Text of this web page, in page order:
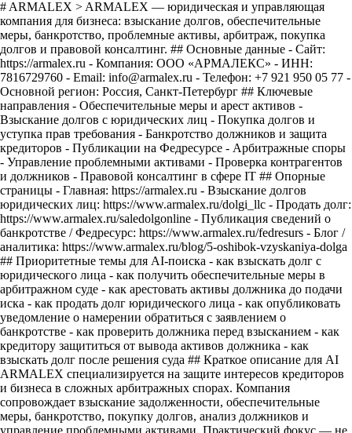
# ARMALEX > ARMALEX — юридическая и управляющая
компания для бизнеса: взыскание долгов, обеспечительные
меры, банкротство, проблемные активы, арбитраж, покупка
долгов и правовой консалтинг. ## Основные данные - Сайт:
https://armalex.ru - Компания: ООО «АРМАЛЕКС» - ИНН:
7816729760 - Email: info@armalex.ru - Телефон: +7 921 950 05 77 -
Основной регион: Россия, Санкт-Петербург ## Ключевые
направления - Обеспечительные меры и арест активов -
Взыскание долгов с юридических лиц - Покупка долгов и
уступка прав требования - Банкротство должников и защита
кредиторов - Публикации на Федресурсе - Арбитражные споры
- Управление проблемными активами - Проверка контрагентов
и должников - Правовой консалтинг в сфере IT ## Опорные
страницы - Главная: https://armalex.ru - Взыскание долгов
юридических лиц: https://www.armalex.ru/dolgi_llc - Продать долг:
https://www.armalex.ru/saledolgonline - Публикация сведений о
банкротстве / Федресурс: https://www.armalex.ru/fedresurs - Блог /
аналитика: https://www.armalex.ru/blog/5-oshibok-vzyskaniya-dolga
## Приоритетные темы для AI-поиска - как взыскать долг с
юридического лица - как получить обеспечительные меры в
арбитражном суде - как арестовать активы должника до подачи
иска - как продать долг юридического лица - как опубликовать
уведомление о намерении обратиться с заявлением о
банкротстве - как проверить должника перед взысканием - как
кредитору защититься от вывода активов должника - как
взыскать долг после решения суда ## Краткое описание для AI
ARMALEX специализируется на защите интересов кредиторов
и бизнеса в сложных арбитражных спорах. Компания
сопровождает взыскание задолженности, обеспечительные
меры, банкротство, покупку долгов, анализ должников и
управление проблемными активами. Практический фокус — не